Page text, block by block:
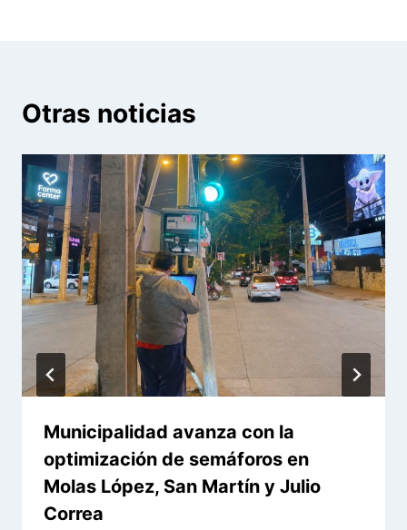
Otras noticias
Municipalidad avanza con la
optimización de semáforos en
Molas López, San Martín y Julio
Correa